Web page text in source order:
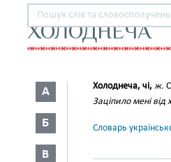
ХОЛОДНЕЧА
А
Б
В
Холоднеча, чі, ж.
Заціпило мені від
Словарь